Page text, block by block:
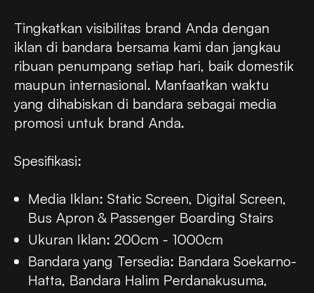
Tingkatkan visibilitas brand Anda dengan
iklan di bandara bersama kami dan jangkau
ribuan penumpang setiap hari, baik domestik
maupun internasional. Manfaatkan waktu
yang dihabiskan di bandara sebagai media
promosi untuk brand Anda.
Spesifikasi:
Media Iklan: Static Screen, Digital Screen,
Bus Apron & Passenger Boarding Stairs
Ukuran Iklan: 200cm - 1000cm
Bandara yang Tersedia: Bandara Soekarno-
Hatta, Bandara Halim Perdanakusuma,